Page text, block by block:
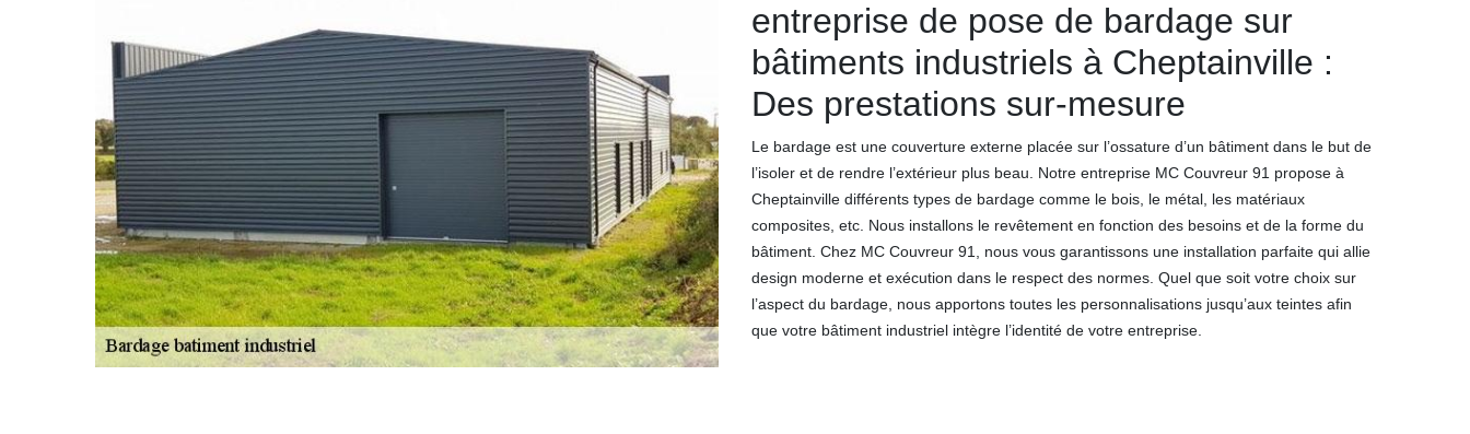
entreprise de pose de bardage sur
bâtiments industriels à Cheptainville :
Des prestations sur-mesure
Le bardage est une couverture externe placée sur l’ossature d’un bâtiment dans le but de
l’isoler et de rendre l’extérieur plus beau. Notre entreprise MC Couvreur 91 propose à
Cheptainville différents types de bardage comme le bois, le métal, les matériaux
composites, etc. Nous installons le revêtement en fonction des besoins et de la forme du
bâtiment. Chez MC Couvreur 91, nous vous garantissons une installation parfaite qui allie
design moderne et exécution dans le respect des normes. Quel que soit votre choix sur
l’aspect du bardage, nous apportons toutes les personnalisations jusqu’aux teintes afin
que votre bâtiment industriel intègre l’identité de votre entreprise.